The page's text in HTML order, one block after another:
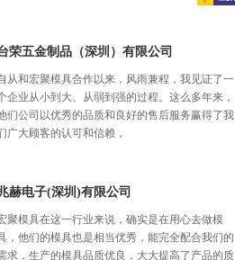
荣五金制品（深圳）有限公司
从和宏聚模具合作以来，风雨兼程，我见证了一
企业从小到大、从弱到强的过程。这么多年来，
们公司以优秀的品质和良好的售后服务赢得了我
广大顾客的认可和信赖，
赫电子(深圳)有限公司
聚模具在这一行业来说，确实是在用心去做模
，他们的模具也是相当优秀，能完全配合我们的
求，生产的模具品质优良，大大提高了产品的质